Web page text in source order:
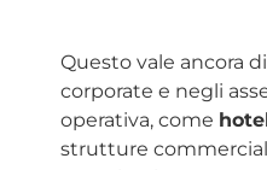
Questo vale ancora
corporate e negli
operativa, come
strutture